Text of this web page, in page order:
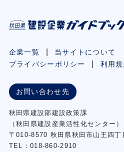
企業一覧
当サイトについて
プライバシーポリシー
利用規
お問い合わせ先
秋⽥県建設部建設政策課
（秋⽥県建設産業活性化センター
〒010-8570 秋田県秋田市⼭王四丁
TEL：018-860-2910